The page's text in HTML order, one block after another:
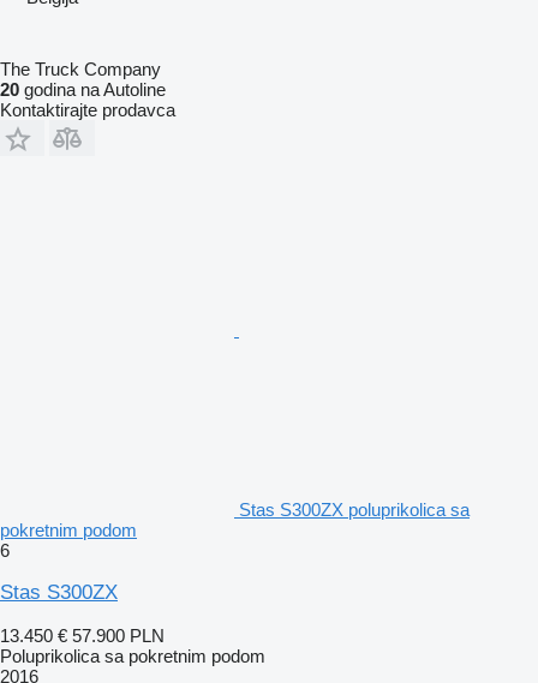
The Truck Company
20 godina na Autoline
Kontaktirajte prodavca
Stas S300ZX poluprikolica sa
pokretnim podom
6
Stas S300ZX
13.450 € 57.900 PLN
Poluprikolica sa pokretnim podom
2016